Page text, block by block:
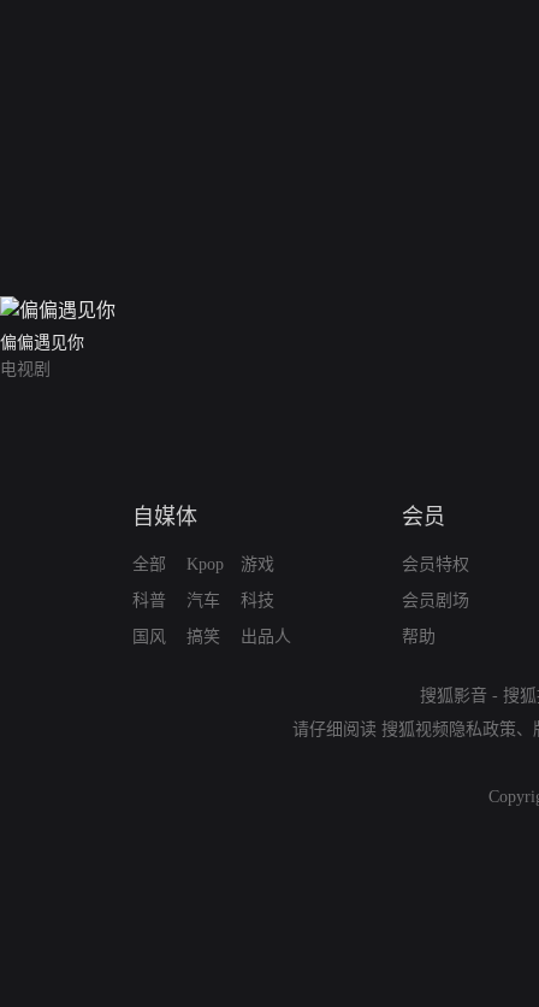
偏偏遇见你
电视剧
自媒体
全部
科普
国风
Kpop
汽车
搞笑
游戏
科技
出品人
会员
会员特权
会员剧场
帮助
搜狐影音 - 搜
请仔细阅读 搜狐视频隐私政策、